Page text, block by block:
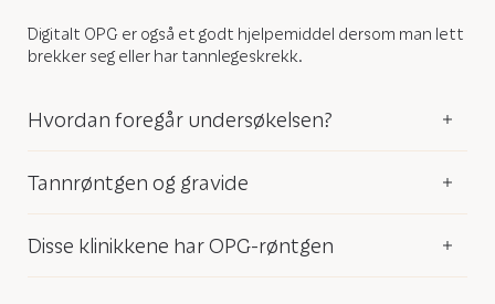
Digitalt OPG er også et godt hjelpemiddel dersom man lett
brekker seg eller har tannlegeskrekk.
Hvordan foregår undersøkelsen?
Tannrøntgen og gravide
Disse klinikkene har OPG-røntgen